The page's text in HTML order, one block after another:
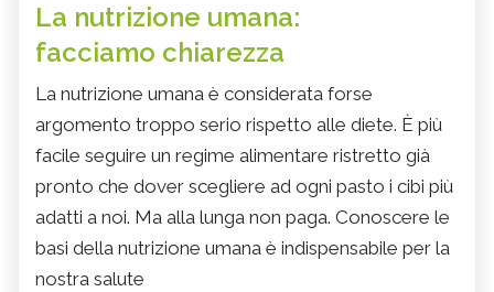
La nutrizione umana:
facciamo chiarezza
La nutrizione umana è considerata forse
argomento troppo serio rispetto alle diete. È più
facile seguire un regime alimentare ristretto già
pronto che dover scegliere ad ogni pasto i cibi più
adatti a noi. Ma alla lunga non paga. Conoscere le
basi della nutrizione umana è indispensabile per la
nostra salute